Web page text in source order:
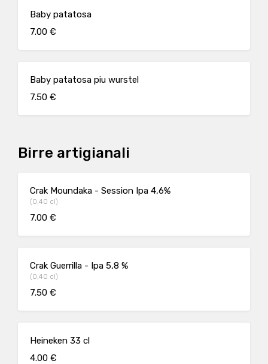
Baby patatosa
7.00 €
Baby patatosa piu wurstel
7.50 €
Birre artigianali
Crak Moundaka - Session Ipa 4,6%
(0,40 cl)
7.00 €
Crak Guerrilla - Ipa 5,8 %
(0,40 cl)
7.50 €
Heineken 33 cl
4.00 €